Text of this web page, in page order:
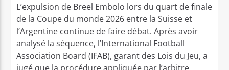
L’expulsion de Breel Embolo lors du quart de finale
de la Coupe du monde 2026 entre la Suisse et
l’Argentine continue de faire débat. Après avoir
analysé la séquence, l’International Football
Association Board (IFAB), garant des Lois du Jeu, a